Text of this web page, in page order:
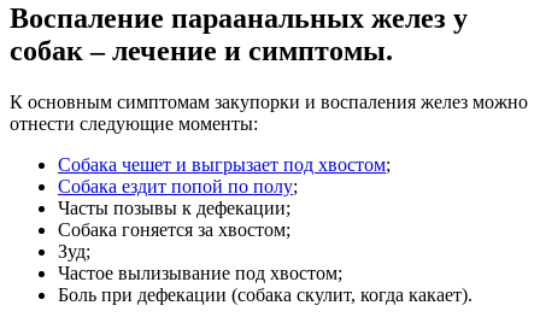
Воспаление параанальных желез у
собак – лечение и симптомы.
К основным симптомам закупорки и воспаления желез можно
отнести следующие моменты:
Собака чешет и выгрызает под хвостом;
Собака ездит попой по полу;
Часты позывы к дефекации;
Собака гоняется за хвостом;
Зуд;
Частое вылизывание под хвостом;
Боль при дефекации (собака скулит, когда какает).